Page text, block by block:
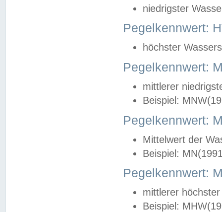
niedrigster
Pegelkennwert:
höchster
Pegelkennwert:
mittlerer
Beispiel:
Pegelkennwert:
Mittelwert der
Beispiel:
Pegelkennwert:
mittlerer
Beispiel: